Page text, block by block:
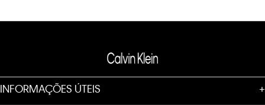
INFORMAÇÕES ÚTEIS +